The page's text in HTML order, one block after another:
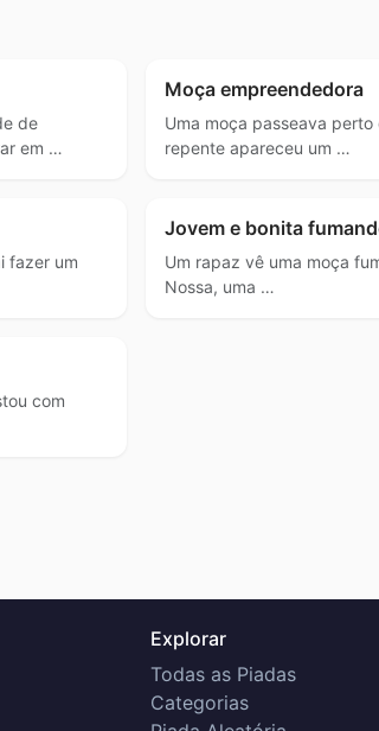
de
em …
Moça empreendedora
Uma moça passeava
repente apareceu um …
fazer um
Jovem e bonita
Um rapaz vê uma moça
Nossa, uma …
com
Explorar
Todas as Piadas
Categorias